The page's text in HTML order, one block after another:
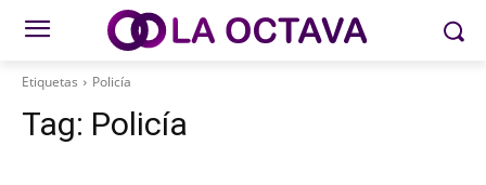
Etiquetas Policía
Tag: Policía